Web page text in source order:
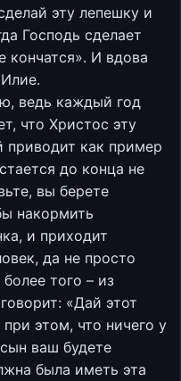
эту лепешку и
Господь сделает
кончатся». И вдова
ведь каждый год
что Христос эту
приводит как пример
до конца не
вы берете
накормить
и приходит
да не просто
того – из
«Дай этот
этом, что ничего у
ваш будете
была иметь эта